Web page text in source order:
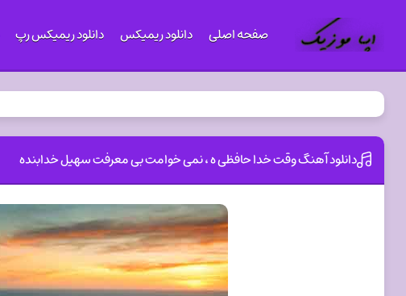
صفحه اصلی دانلود ریمیکس دانلود ریمیکس رپ
دانلود آهنگ وقت خدا حافظی ه ، نمی خوامت بی معرفت سهیل خدابنده